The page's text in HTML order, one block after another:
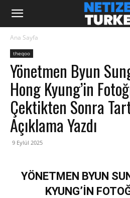
Ana Sayfa
theqoo
Yönetmen Byun
Hong Kyung’in
Çektikten Sonra
Açıklama Yazdı
9 Eylül 2025
YÖNETMEN BYUN
KYUNG’İN